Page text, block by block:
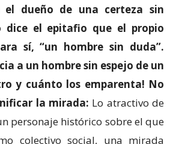
el dueño de una certeza sin
dice el epitafio que el propio
sí, “un hombre sin duda”.
a un hombre sin espejo de un
y cuánto los emparenta! No
la mirada: Lo atractivo de
personaje histórico sobre el que
colectivo social, una mirada